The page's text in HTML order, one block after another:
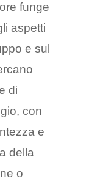
funge
aspetti
e sul
di
con
e
della
o